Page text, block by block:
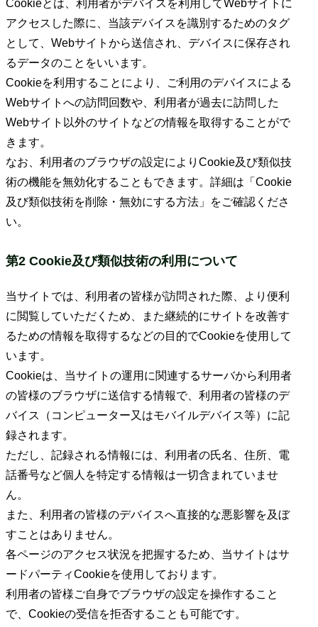
Cookieとは、利用者がデバイスを利用してWebサイトに
アクセスした際に、当該デバイスを識別するためのタグ
として、Webサイトから送信され、デバイスに保存され
るデータのことをいいます。
Cookieを利用することにより、ご利用のデバイスによる
Webサイトへの訪問回数や、利用者が過去に訪問した
Webサイト以外のサイトなどの情報を取得することがで
きます。
なお、利用者のブラウザの設定によりCookie及び類似技
術の機能を無効化することもできます。詳細は「Cookie
及び類似技術を削除・無効にする方法」をご確認くださ
い。
第2 Cookie及び類似技術の利用について
当サイトでは、利用者の皆様が訪問された際、より便利
に閲覧していただくため、また継続的にサイトを改善す
るための情報を取得するなどの目的でCookieを使用して
います。
Cookieは、当サイトの運用に関連するサーバから利用者
の皆様のブラウザに送信する情報で、利用者の皆様のデ
バイス（コンピューター又はモバイルデバイス等）に記
録されます。
ただし、記録される情報には、利用者の氏名、住所、電
話番号など個人を特定する情報は一切含まれていませ
ん。
また、利用者の皆様のデバイスへ直接的な悪影響を及ぼ
すことはありません。
各ページのアクセス状況を把握するため、当サイトはサ
ードパーティCookieを使用しております。
利用者の皆様ご自身でブラウザの設定を操作すること
で、Cookieの受信を拒否することも可能です。